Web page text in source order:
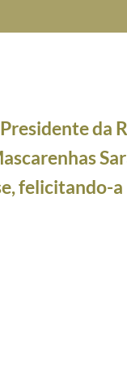
Juan Carlos Wasmosy
Sambor,
do título de doutor
ocasião de homenagem a
do Grande Prémio de
o pela atribuição do
da
felicitando-